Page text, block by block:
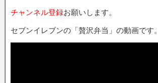
チャンネル登録お願いします。
セブンイレブンの「贅沢弁当」の動画です。